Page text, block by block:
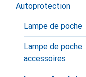
Autoprotection
Lampe de poche
Lampe de poche :
accessoires